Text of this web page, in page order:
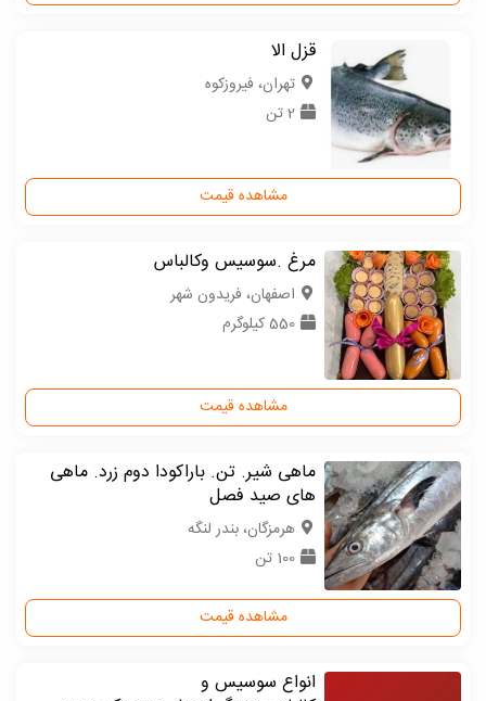
قزل الا
تهران، فیروزکوه
2 تن
مشاهده قیمت
مرغ .سوسیس وکالباس
اصفهان، فریدون شهر
550 کیلوگرم
مشاهده قیمت
ماهی شیر. تن. باراکودا دوم زرد. ماهی
های صید فصل
هرمزگان، بندر لنگه
100 تن
مشاهده قیمت
انواع سوسیس و